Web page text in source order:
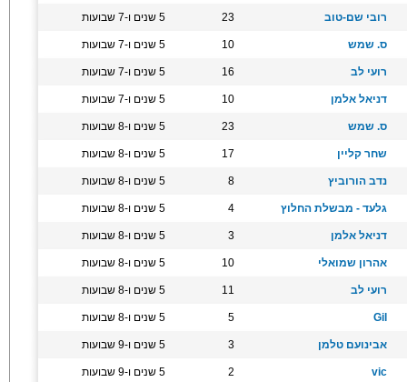
רובי שם-טוב 23 5 שנים ו-7 שבועות
ס. שמש 10 5 שנים ו-7 שבועות
רועי לב 16 5 שנים ו-7 שבועות
דניאל אלמן 10 5 שנים ו-7 שבועות
ס. שמש 23 5 שנים ו-8 שבועות
שחר קליין 17 5 שנים ו-8 שבועות
נדב הורוביץ 8 5 שנים ו-8 שבועות
גלעד - מבשלת החלוץ 4 5 שנים ו-8 שבועות
דניאל אלמן 3 5 שנים ו-8 שבועות
אהרון שמואלי 10 5 שנים ו-8 שבועות
רועי לב 11 5 שנים ו-8 שבועות
Gil
5 5 שנים ו-8 שבועות
אבינועם טלמן 3 5 שנים ו-9 שבועות
vic
2 5 שנים ו-9 שבועות